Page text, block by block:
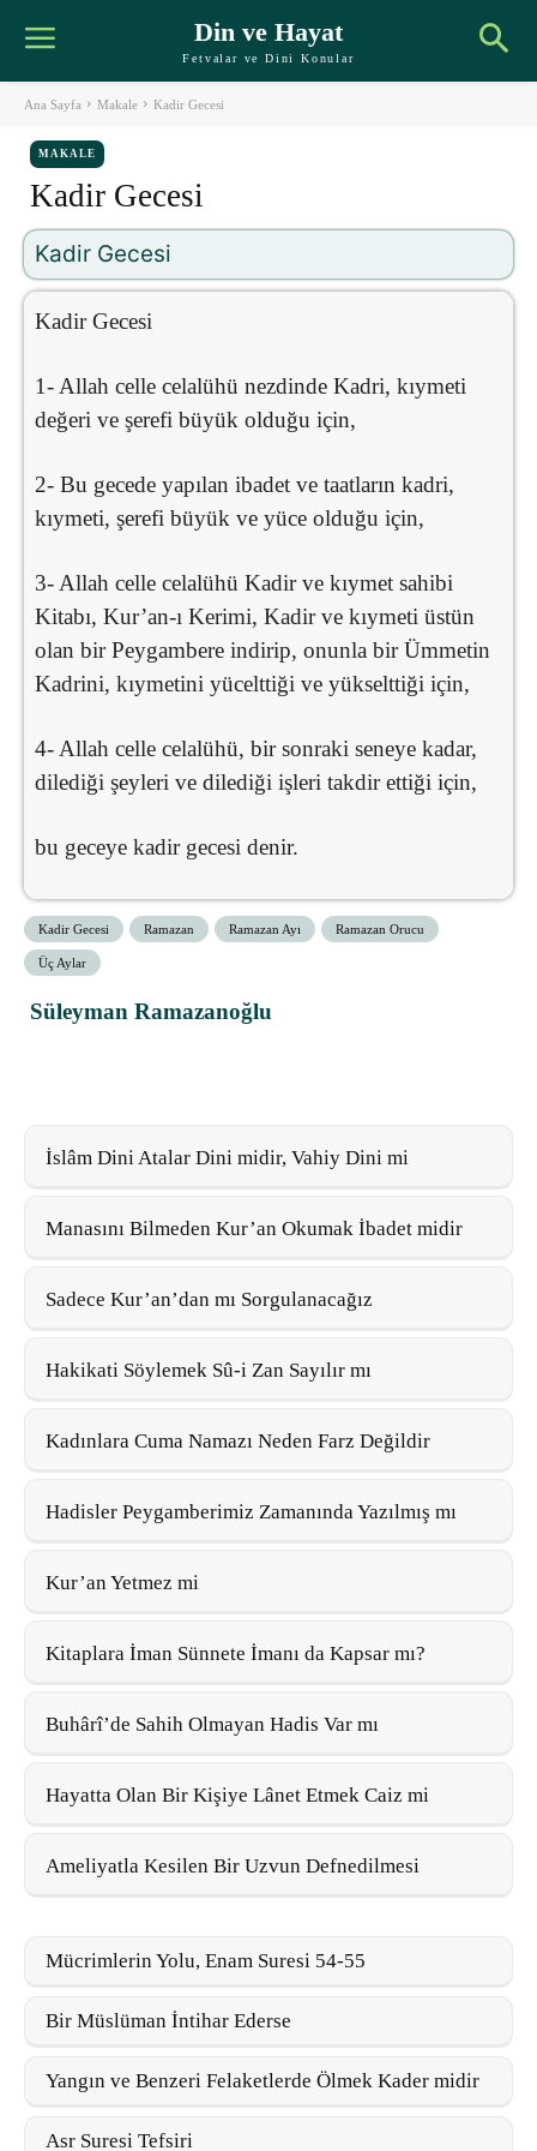
Din ve Hayat
Fetvalar ve Dini Konular
Ana Sayfa Makale Kadir Gecesi
MAKALE
Kadir Gecesi
Kadir Gecesi
Kadir Gecesi
1- Allah celle celalühü nezdinde Kadri, kıymeti
değeri ve şerefi büyük olduğu için,
2- Bu gecede yapılan ibadet ve taatların kadri,
kıymeti, şerefi büyük ve yüce olduğu için,
3- Allah celle celalühü Kadir ve kıymet sahibi
Kitabı, Kur’an-ı Kerimi, Kadir ve kıymeti üstün
olan bir Peygambere indirip, onunla bir Ümmetin
Kadrini, kıymetini yücelttiği ve yükselttiği için,
4- Allah celle celalühü, bir sonraki seneye kadar,
dilediği şeyleri ve dilediği işleri takdir ettiği için,
bu geceye kadir gecesi denir.
Kadir Gecesi Ramazan Ramazan Ayı Ramazan Orucu
Üç Aylar
Süleyman Ramazanoğlu
İslâm Dini Atalar Dini midir, Vahiy Dini mi
Manasını Bilmeden Kur’an Okumak İbadet midir
Sadece Kur’an’dan mı Sorgulanacağız
Hakikati Söylemek Sû-i Zan Sayılır mı
Kadınlara Cuma Namazı Neden Farz Değildir
Hadisler Peygamberimiz Zamanında Yazılmış mı
Kur’an Yetmez mi
Kitaplara İman Sünnete İmanı da Kapsar mı?
Buhârî’de Sahih Olmayan Hadis Var mı
Hayatta Olan Bir Kişiye Lânet Etmek Caiz mi
Ameliyatla Kesilen Bir Uzvun Defnedilmesi
Mücrimlerin Yolu, Enam Suresi 54-55
Bir Müslüman İntihar Ederse
Yangın ve Benzeri Felaketlerde Ölmek Kader midir
Asr Suresi Tefsiri